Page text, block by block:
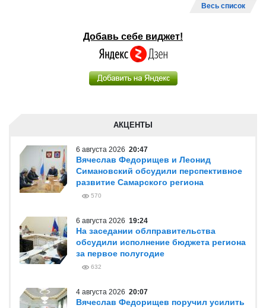
Весь список
Добавь себе виджет!
АКЦЕНТЫ
6 августа 2026 20:47
Вячеслав Федорищев и Леонид
Симановский обсудили перспективное
развитие Самарского региона
570
6 августа 2026 19:24
На заседании облправительства
обсудили исполнение бюджета региона
за первое полугодие
632
4 августа 2026 20:07
Вячеслав Федорищев поручил усилить